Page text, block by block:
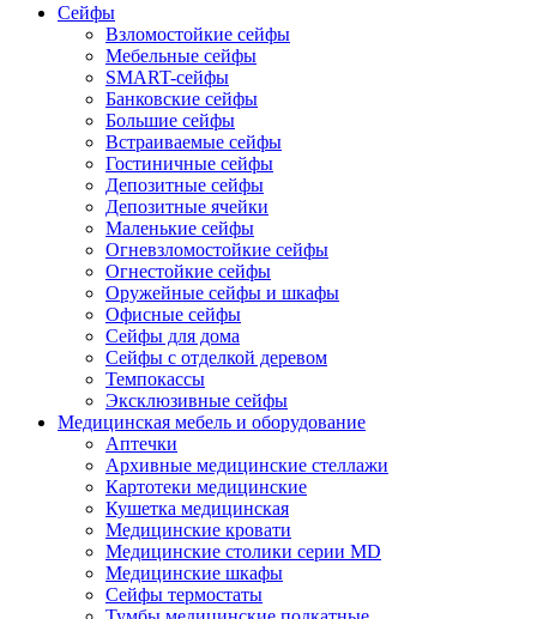
Сейфы
Взломостойкие сейфы
Мебельные сейфы
SMART-сейфы
Банковские сейфы
Большие сейфы
Встраиваемые сейфы
Гостиничные сейфы
Депозитные сейфы
Депозитные ячейки
Маленькие сейфы
Огневзломостойкие сейфы
Огнестойкие сейфы
Оружейные сейфы и шкафы
Офисные сейфы
Сейфы для дома
Сейфы с отделкой деревом
Темпокассы
Эксклюзивные сейфы
Медицинская мебель и оборудование
Аптечки
Архивные медицинские стеллажи
Картотеки медицинские
Кушетка медицинская
Медицинские кровати
Медицинские столики серии MD
Медицинские шкафы
Сейфы термостаты